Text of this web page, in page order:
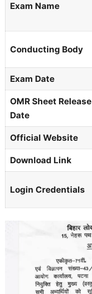
Exam Name
Conducting Body
Exam Date
OMR Sheet Release
Date
Official Website
Download Link
Login Credentials